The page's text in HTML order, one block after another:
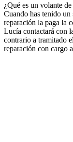
¿Qué es un volante
Cuando has tenido
reparación la paga la
Lucía contactará con
contrario a tramitado
reparación con cargo